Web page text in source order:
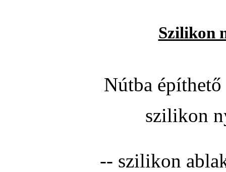
Szilikon
Nútba
szilikon
-- szilikon